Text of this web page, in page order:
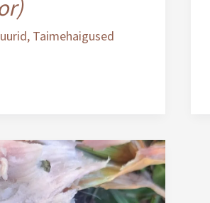
, Taimehaigused